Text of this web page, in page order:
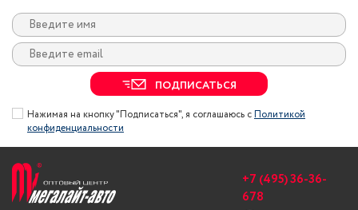
ПОДПИСАТЬСЯ
Нажимая на кнопку "Подписаться", я соглашаюсь сПолитикой
конфиденциальности
+7 (495) 36-36-
678